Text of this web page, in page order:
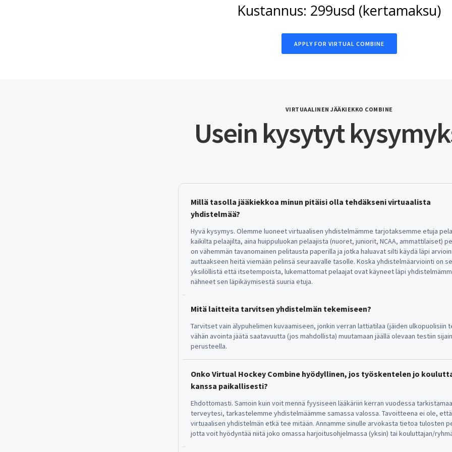
Kustannus: 299usd (kertamaksu)
APPLY FOR VIRTUAL COMBINE
VIRTUAALINEN JÄÄKIEKKO COMBINE
Usein kysytyt
Millä tasolla jääkiekkoa minun pitäisi olla tehdäkseni virtuaalista
yhdistelmää?
Hyvä kysymys. Olemme luoneet virtuaalisen yhdistelmämme tarjotaksemme etuja
kaikilta pelaajilta, aina huippuluokan pelaajista (nuoret, juniorit, NCAA, ammattilaiset)
on vähemmän tavanomainen pelitausta paperilla ja jotka haluavat silti käydä läpi
auttaakseen heitä viemään pelinsä seuraavalle tasolle. Koska yhdistelmäarviointi on
yksilöllistä että itsetempoista, lukemattomat pelaajat ovat käyneet läpi
nähneet sen läpikäymisestä suuria etuja.
Mitä laitteita tarvitsen yhdistelmän tekemiseen?
Tarvitset vain älypuhelimen kuvaamiseen, jonkin verran lattiatilaa (jäiden ulkopuolisiin
vähän avointa jäätä saatavuutta (jos mahdollista) muutamaan jäällä olevaan testiin
perusteella.
Onko Virtual Hockey Combine hyödyllinen, jos työskentelen jo
kanssa paikallisesti?
Ehdottomasti. Samoin kuin voit mennä fyysiseen lääkäriin kerran vuodessa
terveytesi, tarkastelemme yhdistelmäämme samassa valossa. Tavoitteena ei ole,
virtuaalisen yhdistelmän etkä tee mitään. Annamme sinulle arvokasta tietoa tulosten
jotta voit hyödyntää niitä joko omassa harjoitusohjelmassa (yksin) tai kouluttajan/